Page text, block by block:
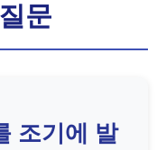
문
조기에 발